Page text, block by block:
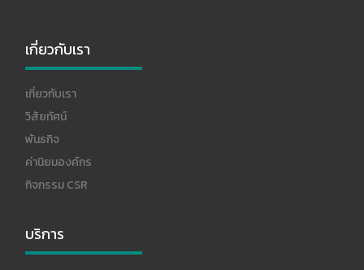
เกี่ยวกับเรา
เกี่ยวกับเรา
วิสัยทัศน์
พันธกิจ
ค่านิยมองค์กร
กิจกรรม CSR
บริการ